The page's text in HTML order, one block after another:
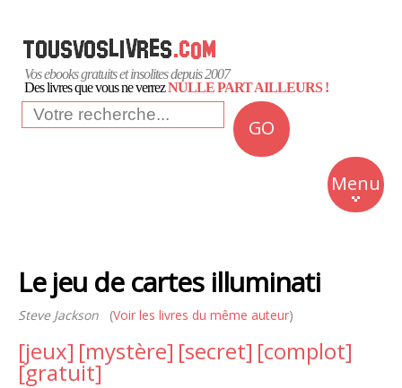
Vos ebooks gratuits et insolites depuis 2007
Des livres que vous ne verrezNULLE PART AILLEURS !
GO
Menu
Insolite
Business
Culture
Quotidien
Le jeu de cartes illuminati
Steve Jackson (Voir les livres du même auteur)
[jeux] [mystère] [secret] [complot]
[gratuit]